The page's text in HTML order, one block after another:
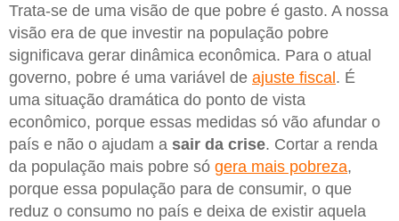
Trata-se de uma visão de que pobre é gasto. A nossa
visão era de que investir na população pobre
significava gerar dinâmica econômica. Para o atual
governo, pobre é uma variável de ajuste fiscal. É
uma situação dramática do ponto de vista
econômico, porque essas medidas só vão afundar o
país e não o ajudam a sair da crise. Cortar a renda
da população mais pobre só gera mais pobreza,
porque essa população para de consumir, o que
reduz o consumo no país e deixa de existir aquela